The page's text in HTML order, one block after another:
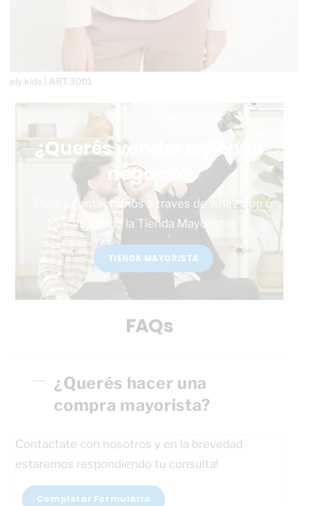
ely kids | ART.3001
¿Querés vender ely en tu
negocio?
Podes contactarnos a traves de whatsapp ó
visitando la Tienda Mayorista!
TIENDA MAYORISTA
FAQs
¿Querés hacer una
compra mayorista?
Contactate con nosotros y en la brevedad
estaremos respondiendo tu consulta!
Completar Formulario